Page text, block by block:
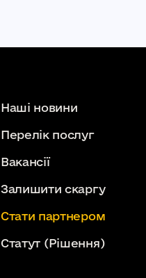
Наші новини
Перелік послуг
Вакансії
Залишити скаргу
Стати партнером
Статут (Рішення)